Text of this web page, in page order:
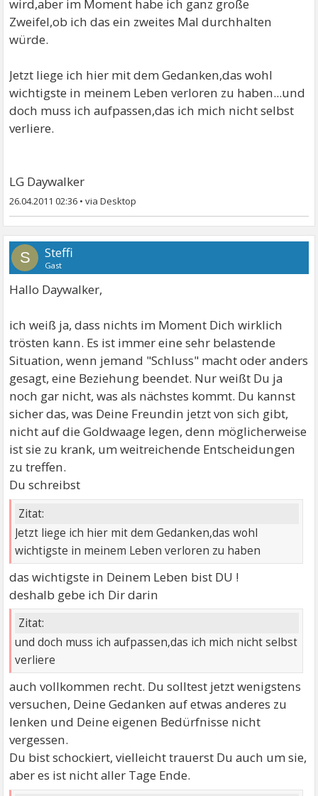
wird,aber im Moment habe ich ganz große
Zweifel,ob ich das ein zweites Mal durchhalten
würde.
Jetzt liege ich hier mit dem Gedanken,das wohl
wichtigste in meinem Leben verloren zu haben...und
doch muss ich aufpassen,das ich mich nicht selbst
verliere.
LG Daywalker
26.04.2011 02:36 •
S Steffi
Gast
Hallo Daywalker,
ich weiß ja, dass nichts im Moment Dich wirklich
trösten kann. Es ist immer eine sehr belastende
Situation, wenn jemand "Schluss" macht oder anders
gesagt, eine Beziehung beendet. Nur weißt Du ja
noch gar nicht, was als nächstes kommt. Du kannst
sicher das, was Deine Freundin jetzt von sich gibt,
nicht auf die Goldwaage legen, denn möglicherweise
ist sie zu krank, um weitreichende Entscheidungen
zu treffen.
Du schreibst
Zitat:
Jetzt liege ich hier mit dem Gedanken,das wohl
wichtigste in meinem Leben verloren zu haben
das wichtigste in Deinem Leben bist DU !
deshalb gebe ich Dir darin
Zitat:
und doch muss ich aufpassen,das ich mich nicht selbst
verliere
auch vollkommen recht. Du solltest jetzt wenigstens
versuchen, Deine Gedanken auf etwas anderes zu
lenken und Deine eigenen Bedürfnisse nicht
vergessen.
Du bist schockiert, vielleicht trauerst Du auch um sie,
aber es ist nicht aller Tage Ende.